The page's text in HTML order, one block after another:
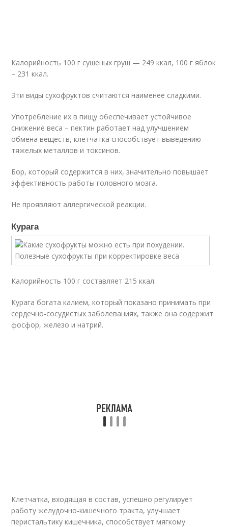
Калорийность 100 г сушеных груш — 249 ккал, 100 г яблок
– 231 ккал.
Эти виды сухофруктов считаются наименее сладкими.
Употребление их в пищу обеспечивает устойчивое
снижение веса – пектин работает над улучшением
обмена веществ, клетчатка способствует выведению
тяжелых металлов и токсинов.
Бор, который содержится в них, значительно повышает
эффективность работы головного мозга.
Не проявляют аллергической реакции.
Курага
Калорийность 100 г составляет 215 ккал.
Курага богата калием, который показано принимать при
сердечно-сосудистых заболеваниях, также она содержит
фосфор, железо и натрий.
Клетчатка, входящая в состав, успешно регулирует
работу желудочно-кишечного тракта, улучшает
перистальтику кишечника, способствует мягкому